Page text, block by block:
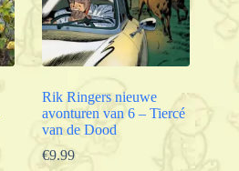
Rik Ringers nieuwe
avonturen van 6 – Tiercé
van de Dood
€9.99